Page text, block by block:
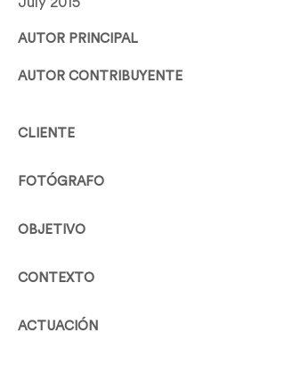
AUTOR PRINCIPAL
AUTOR CONTRIBUYENTE
CLIENTE
FOTÓGRAFO
OBJETIVO
CONTEXTO
ACTUACIÓN